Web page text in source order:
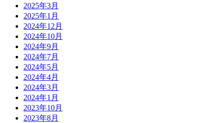
2025年3月
2025年1月
2024年12月
2024年10月
2024年9月
2024年7月
2024年5月
2024年4月
2024年3月
2024年1月
2023年10月
2023年8月